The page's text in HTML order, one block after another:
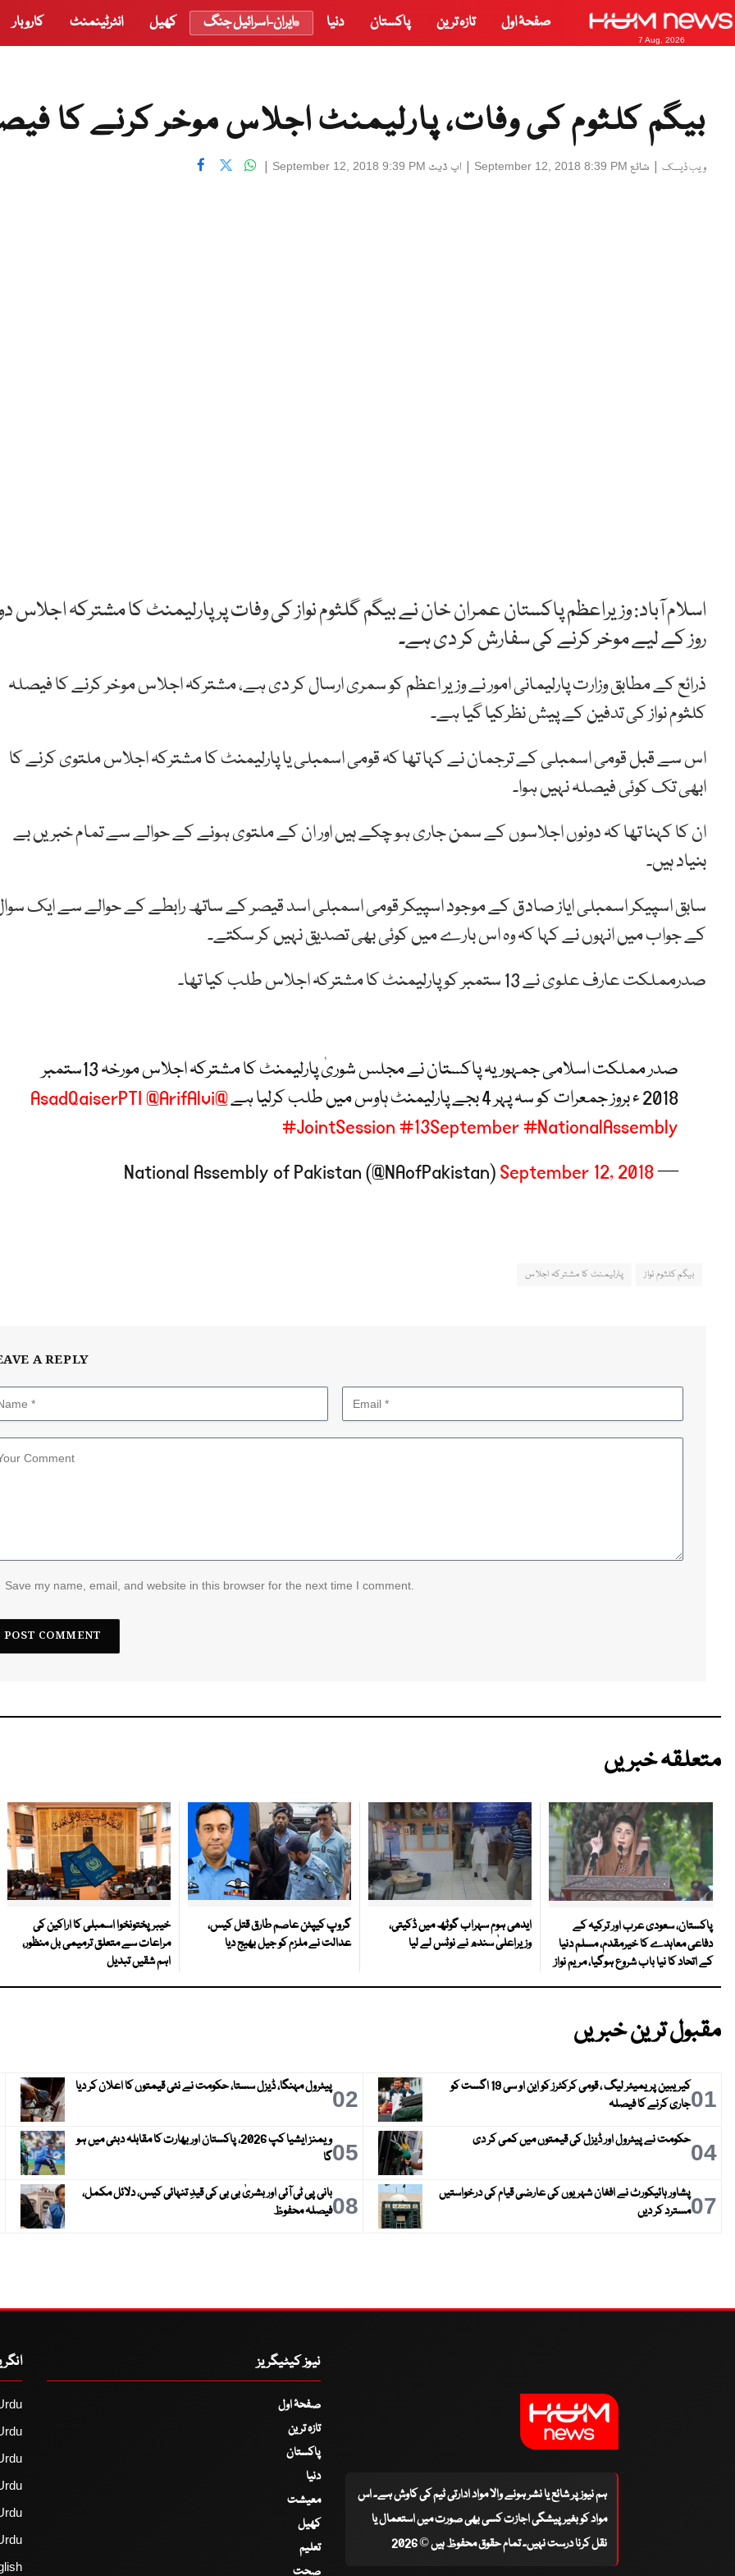
7 Aug, 2026
صفحۂ اول تازہ ترین پاکستان دنیا ایران-اسرائیل جنگ کھیل انٹرٹینمنٹ کاروبار
بیگم کلثوم کی وفات، پارلیمنٹ اجلاس موخر کرنے کا
ویب ڈیسک | شائع September 12, 2018 8:39 PM
| اپ ڈیٹ September 12, 2018 9:39 PM
|
اسلام آباد: وزیراعظم پاکستان عمران خان نے بیگم گلثوم نواز کی وفات پر پارلیمنٹ کا مشترکہ اجلاس
روز کے لیے موخر کرنے کی سفارش کر دی ہے۔
ذرائع کے مطابق وزارت پارلیمانی امور نے وزیر اعظم کو سمری ارسال کر دی ہے، مشترکہ اجلاس موخر کرنے کا فیصلہ
کلثوم نواز کی تدفین کے پیش نظرکیا گیا ہے۔
اس سے قبل قومی اسمبلی کے ترجمان نے کہا تھا کہ قومی اسمبلی یا پارلیمنٹ کا مشترکہ اجلاس ملتوی کرنے کا
ابھی تک کوئی فیصلہ نہیں ہوا۔
ان کا کہنا تھا کہ دونوں اجلاسوں کے سمن جاری ہو چکے ہیں اور ان کے ملتوی ہونے کے حوالے سے تمام خبریں بے
بنیاد ہیں۔
سابق اسپیکر اسمبلی ایاز صادق کے موجود اسپیکر قومی اسمبلی اسد قیصر کے ساتھ رابطے کے حوالے سے ایک
کے جواب میں انہوں نے کہا کہ وہ اس بارے میں کوئی بھی تصدیق نہیں کر سکتے۔
صدرمملکت عارف علوی نے 13 ستمبر کو پارلیمنٹ کا مشترکہ اجلاس طلب کیا تھا۔
صدر مملکت اسلامی جمہوریہ پاکستان نے مجلس شوریٰ پارلیمنٹ کا مشترکہ اجلاس مورخہ 13ستمبر
2018 ء بروز جمعرات کو سہ پہر 4 بجے پارلیمنٹ ہاوس میں طلب کرلیا ہے
@AsadQaiserPTI
@ArifAlvi
#JointSession#13September#NationalAssembly
— National Assembly of Pakistan (@NAofPakistan)
September 12, 2018
بیگم کلثوم نواز پارلیمنٹ کا مشترکہ اجلاس
A REPLY
Save my name, email, and website in this browser for the next time I comment.
متعلقہ خبریں
پاکستان، سعودی عرب اور ترکیہ کے
دفاعی معاہدے کا خیرمقدم، مسلم دنیا
کے اتحاد کا نیا باب شروع ہوگیا، مریم نواز
ایدھی ہوم سہراب گوٹھ میں ڈکیتی،
وزیراعلیٰ سندھ نے نوٹس لے لیا
گروپ کیپٹن عاصم طارق قتل کیس،
عدالت نے ملزم کو جیل بھیج دیا
خیبرپختونخوا اسمبلی کا اراکین کی
مراعات سے متعلق ترمیمی بل منظور،
اہم شقیں تبدیل
مقبول ترین خبریں
01
کیریبین پریمیئر لیگ ، قومی کرکٹرز کو این او سی 19 اگست کو
جاری کرنے کا فیصلہ
02پیٹرول مہنگا، ڈیزل سستا، حکومت نے نئی قیمتوں کا اعلان کر دیا
04حکومت نے پیٹرول اور ڈیزل کی قیمتوں میں کمی کر دی 05
ویمنز ایشیا کپ 2026، پاکستان اور بھارت کا مقابلہ دبئی میں ہو
گا
07پشاور ہائیکورٹ نے افغان شہریوں کی عارضی قیام کی درخواستیں
مسترد کر دیں
08بانی پی ٹی آئی اور بشریٰ بی بی کی قیدِ تنہائی کیس، دلائل مکمل،
فیصلہ محفوظ
ہم نیوز پر شائع یا نشر ہونے والا مواد ادارتی ٹیم کی کاوش ہے۔ اس
مواد کو بغیر پیشگی اجازت کسی بھی صورت میں استعمال یا
نقل کرنا درست نہیں۔ تمام حقوق محفوظ ہیں © 2026
نیوز کیٹیگریز
صفحۂ اول
تازہ ترین
پاکستان
دنیا
معیشت
کھیل
تعلیم
صحت